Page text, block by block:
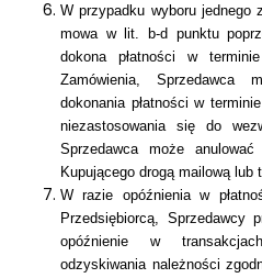
W przypadku wyboru jednego
mowa w lit. b-d punktu
dokona płatności w
Zamówienia, Sprzedawca
dokonania płatności w
niezastosowania się do
Sprzedawca może
Kupującego drogą mailową lub
W razie opóźnienia w
Przedsiębiorcą, Sprzedawcy
opóźnienie w
odzyskiwania należności